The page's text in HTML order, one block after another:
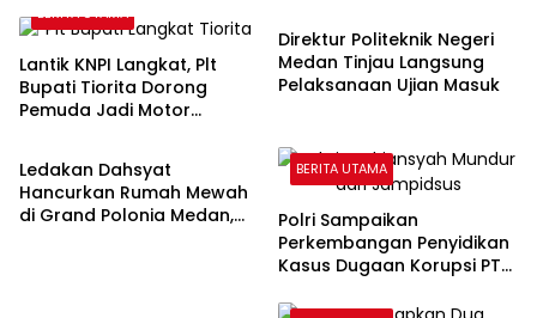
BERITA UTAMA
Lantik KNPI Langkat, Plt
Bupati Tiorita Dorong
Pemuda Jadi Motor
Direktur Politeknik Negeri
Medan Tinjau Langsung
Pelaksanaan Ujian Masuk
BERITA UTAMA
Ledakan Dahsyat
Hancurkan Rumah Mewah
di Grand Polonia Medan,
BERITA UTAMA
Polri Sampaikan
Perkembangan Penyidikan
Kasus Dugaan Korupsi PT
Ditetapkan Tersangka